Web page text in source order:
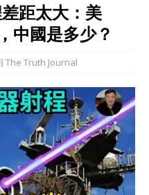
距太大：美
中國是多少？
The Truth Journal